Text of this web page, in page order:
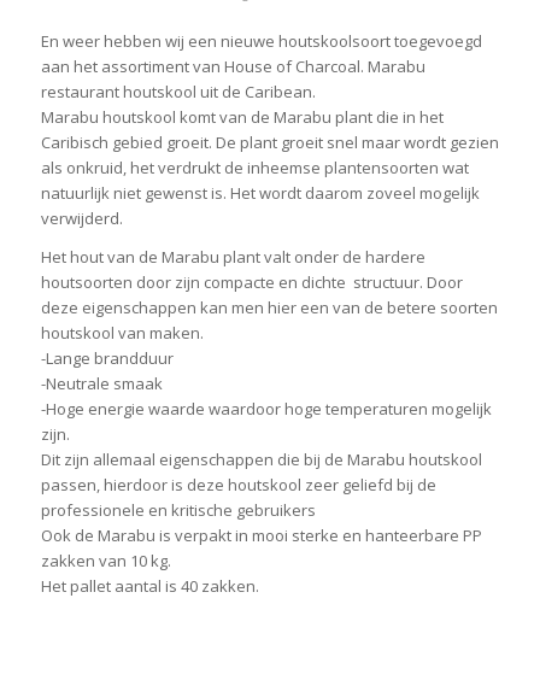
En weer hebben wij een nieuwe houtskoolsoort toegevoegd
aan het assortiment van House of Charcoal. Marabu
restaurant houtskool uit de Caribean.
Marabu houtskool komt van de Marabu plant die in het
Caribisch gebied groeit. De plant groeit snel maar wordt gezien
als onkruid, het verdrukt de inheemse plantensoorten wat
natuurlijk niet gewenst is. Het wordt daarom zoveel mogelijk
verwijderd.
Het hout van de Marabu plant valt onder de hardere
houtsoorten door zijn compacte en dichte structuur. Door
deze eigenschappen kan men hier een van de betere soorten
houtskool van maken.
-Lange brandduur
-Neutrale smaak
-Hoge energie waarde waardoor hoge temperaturen mogelijk
zijn.
Dit zijn allemaal eigenschappen die bij de Marabu houtskool
passen, hierdoor is deze houtskool zeer geliefd bij de
professionele en kritische gebruikers
Ook de Marabu is verpakt in mooi sterke en hanteerbare PP
zakken van 10 kg.
Het pallet aantal is 40 zakken.